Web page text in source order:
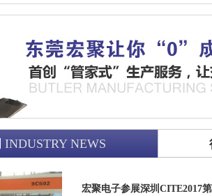
INDUSTRY NEWS
宏聚电子参展深圳CITE2017